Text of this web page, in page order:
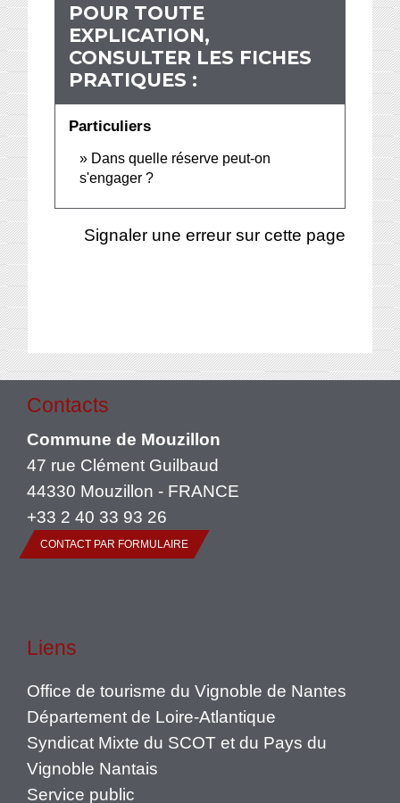
POUR TOUTE
EXPLICATION,
CONSULTER LES FICHES
PRATIQUES :
Particuliers
Dans quelle réserve peut-on
s'engager ?
Signaler une erreur sur cette page
Contacts
Commune de Mouzillon
47 rue Clément Guilbaud
44330 Mouzillon - FRANCE
+33 2 40 33 93 26
CONTACT PAR FORMULAIRE
Liens
Office de tourisme du Vignoble de Nantes
Département de Loire-Atlantique
Syndicat Mixte du SCOT et du Pays du
Vignoble Nantais
Service public